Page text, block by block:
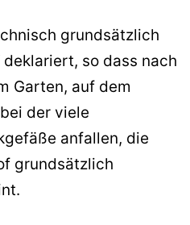
grundsätzlich
deklariert, so dass nach
Garten, auf dem
der viele
anfallen, die
grundsätzlich